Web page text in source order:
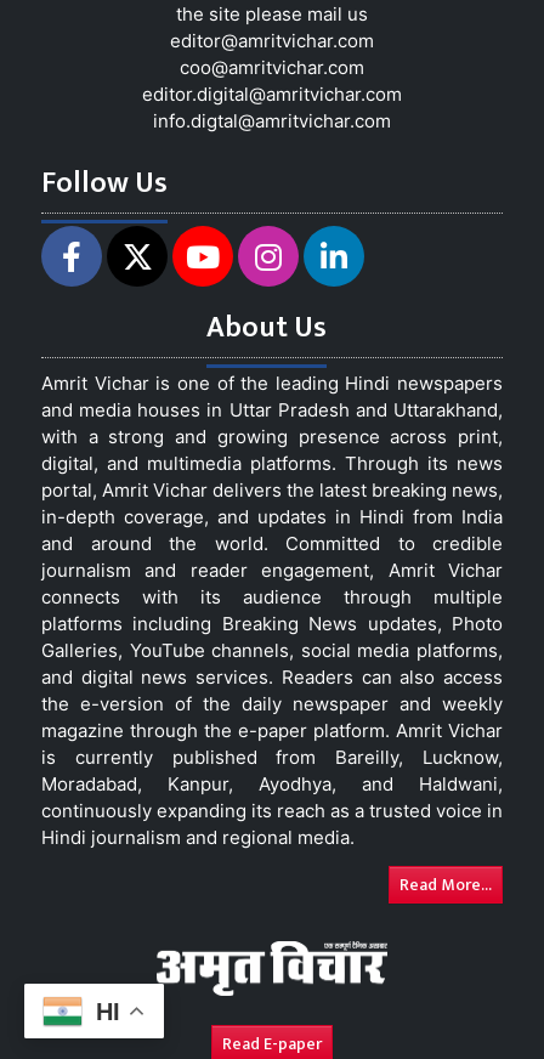
HI
the site please mail us
editor@amritvichar.com
coo@amritvichar.com
editor.digital@amritvichar.com
info.digtal@amritvichar.com
Follow Us
About Us
Amrit Vichar is one of the leading Hindi newspapers
and media houses in Uttar Pradesh and Uttarakhand,
with a strong and growing presence across print,
digital, and multimedia platforms. Through its news
portal, Amrit Vichar delivers the latest breaking news,
in-depth coverage, and updates in Hindi from India
and around the world. Committed to credible
journalism and reader engagement, Amrit Vichar
connects with its audience through multiple
platforms including Breaking News updates, Photo
Galleries, YouTube channels, social media platforms,
and digital news services. Readers can also access
the e-version of the daily newspaper and weekly
magazine through the e-paper platform. Amrit Vichar
is currently published from Bareilly, Lucknow,
Moradabad, Kanpur, Ayodhya, and Haldwani,
continuously expanding its reach as a trusted voice in
Hindi journalism and regional media.
Read More...
Read E-paper